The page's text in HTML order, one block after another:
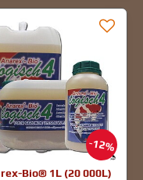
12%
Bio® 1L (20 000L)